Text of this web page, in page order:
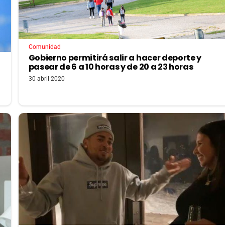
Comunidad
Gobierno permitirá salir a hacer deporte y
pasear de 6 a 10 horas y de 20 a 23 horas
30 abril 2020